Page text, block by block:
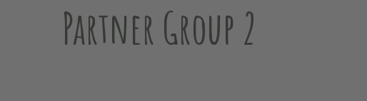
Partner Group 2